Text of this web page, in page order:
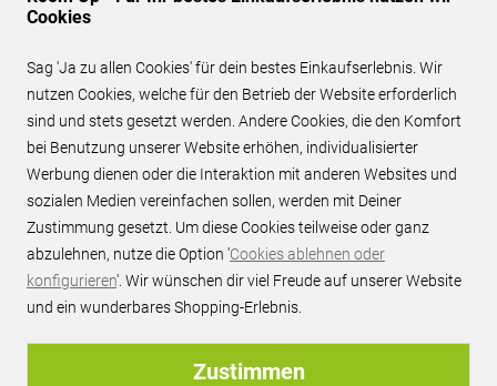
Servicenummer
06151 - 7808880
Versandkostenfrei*
bei vielen Produkten
SSL,PayPal
Cookies
Sag 'Ja zu allen Cookies' für dein bestes Einkaufserlebnis. Wir
nutzen Cookies, welche für den Betrieb der Website erforderlich
sind und stets gesetzt werden. Andere Cookies, die den Komfort
bei Benutzung unserer Website erhöhen, individualisierter
Werbung dienen oder die Interaktion mit anderen Websites und
sozialen Medien vereinfachen sollen, werden mit Deiner
Zustimmung gesetzt. Um diese Cookies teilweise oder ganz
abzulehnen, nutze die Option 'Cookies ablehnen oder
konfigurieren'. Wir wünschen dir viel Freude auf unserer Website
und ein wunderbares Shopping-Erlebnis.
Zustimmen